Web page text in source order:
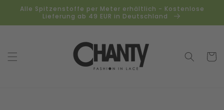
zum
Alle Spitzenstoffe per Meter erhältlich - Kostenlose
Lieferung ab 49 EUR in Deutschland